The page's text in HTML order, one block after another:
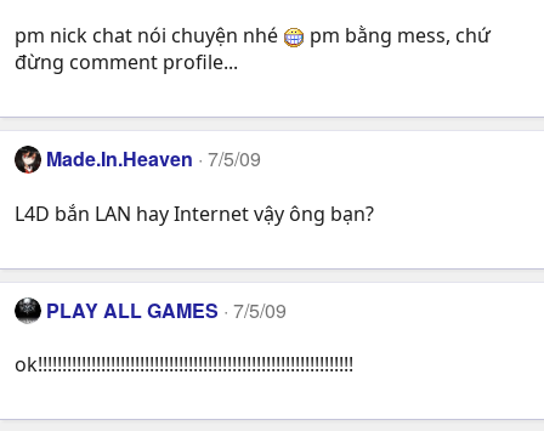
pm nick chat nói chuyện nhé
pm bằng mess, chứ
đừng comment profile...
Made.In.Heaven 7/5/09
L4D bắn LAN hay Internet vậy ông bạn?
PLAY ALL GAMES 7/5/09
ok!!!!!!!!!!!!!!!!!!!!!!!!!!!!!!!!!!!!!!!!!!!!!!!!!!!!!!!!!!!!!!!!!